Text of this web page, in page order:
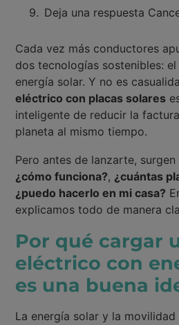
Deja una respuesta
Cada vez más conductores
dos tecnologías sostenibles:
energía solar. Y no es
eléctrico con placas solares
inteligente de reducir la
planeta al mismo tiempo.
Pero antes de lanzarte,
¿cómo funciona?, ¿cuántas
¿puedo hacerlo en mi casa?
explicamos todo de manera
Por qué cargar
eléctrico con
es una buena
La energía solar y la